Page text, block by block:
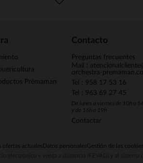
Prémaman
Contacto
Preguntas frecuentes
Mail :
orchestra-
Tel : 958 17 53 16
Tel : 963 69 27 45
De lunes a viernes de 10h a
y de 16h a 19h
Contactar
ofertas actuales Datos personalesGestión de las cookies